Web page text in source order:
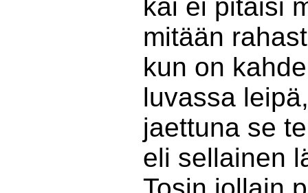
kai ei pitäisi
mitään
kun on
luvassa
jaettuna se
eli sellainen